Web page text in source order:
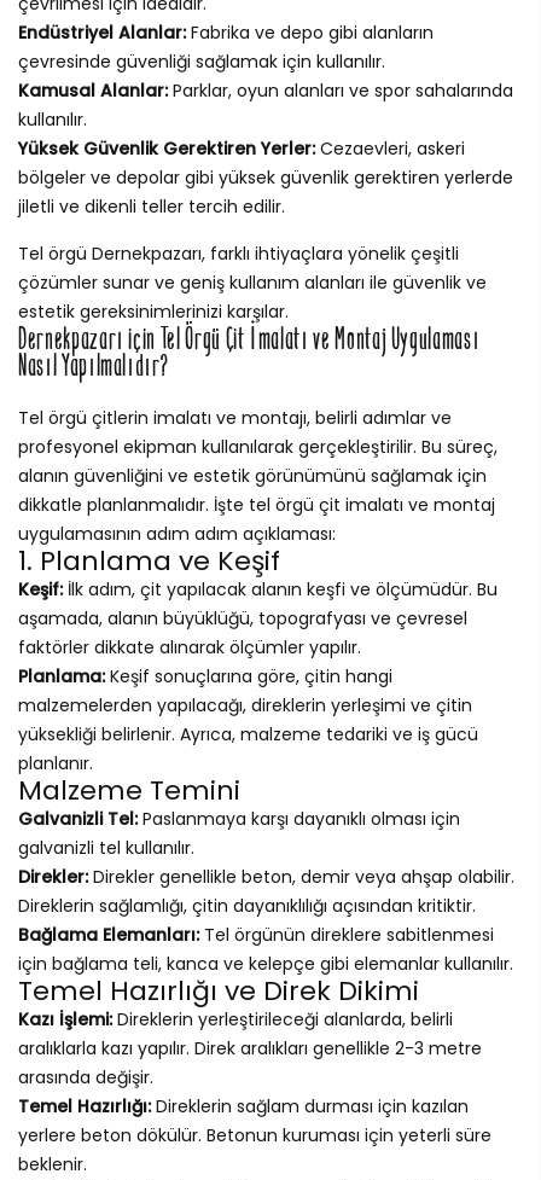
Endüstriyel Alanlar:Fabrika ve depo gibi alanların
çevresinde güvenliği sağlamak için kullanılır.
Kamusal Alanlar:Parklar, oyun alanları ve spor sahalarında
kullanılır.
Yüksek Güvenlik Gerektiren Yerler:Cezaevleri, askeri
bölgeler ve depolar gibi yüksek güvenlik gerektiren yerlerde
jiletli ve dikenli teller tercih edilir.
Tel örgü Dernekpazarı, farklı ihtiyaçlara yönelik çeşitli
çözümler sunar ve geniş kullanım alanları ile güvenlik ve
estetik gereksinimlerinizi karşılar.
Dernekpazarı için Tel Örgü Çit İmalatı ve Montaj Uygulaması
Nasıl Yapılmalıdır?
Tel örgü çitlerin imalatı ve montajı, belirli adımlar ve
profesyonel ekipman kullanılarak gerçekleştirilir. Bu süreç,
alanın güvenliğini ve estetik görünümünü sağlamak için
dikkatle planlanmalıdır. İşte tel örgü çit imalatı ve montaj
uygulamasının adım adım açıklaması:
1. Planlama ve Keşif
Keşif:İlk adım, çit yapılacak alanın keşfi ve ölçümüdür. Bu
aşamada, alanın büyüklüğü, topografyası ve çevresel
faktörler dikkate alınarak ölçümler yapılır.
Planlama:Keşif sonuçlarına göre, çitin hangi
malzemelerden yapılacağı, direklerin yerleşimi ve çitin
yüksekliği belirlenir. Ayrıca, malzeme tedariki ve iş gücü
planlanır.
Malzeme Temini
Galvanizli Tel:Paslanmaya karşı dayanıklı olması için
galvanizli tel kullanılır.
Direkler:Direkler genellikle beton, demir veya ahşap olabilir.
Direklerin sağlamlığı, çitin dayanıklılığı açısından kritiktir.
Bağlama Elemanları:Tel örgünün direklere sabitlenmesi
için bağlama teli, kanca ve kelepçe gibi elemanlar kullanılır.
Temel Hazırlığı ve Direk Dikimi
Kazı İşlemi:Direklerin yerleştirileceği alanlarda, belirli
aralıklarla kazı yapılır. Direk aralıkları genellikle 2-3 metre
arasında değişir.
Temel Hazırlığı:Direklerin sağlam durması için kazılan
yerlere beton dökülür. Betonun kuruması için yeterli süre
beklenir.